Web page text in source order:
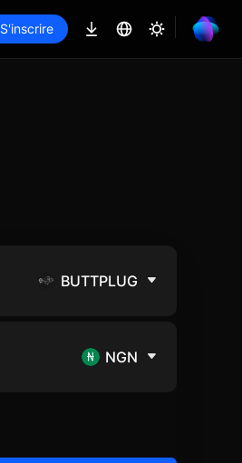
S'inscrire
BUTTPLUG
NGN